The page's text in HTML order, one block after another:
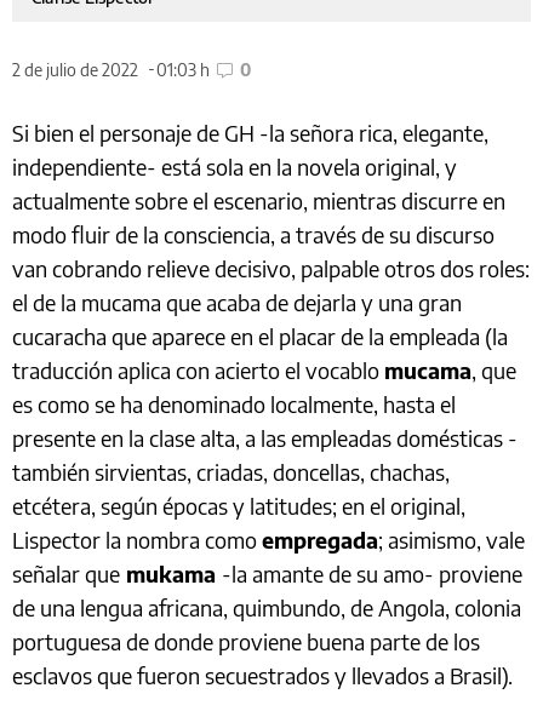
2 de julio de 2022 01:03 h 0
Si bien el personaje de GH -la señora rica, elegante,
independiente- está sola en la novela original, y
actualmente sobre el escenario, mientras discurre en
modo fluir de la consciencia, a través de su discurso
van cobrando relieve decisivo, palpable otros dos roles:
el de la mucama que acaba de dejarla y una gran
cucaracha que aparece en el placar de la empleada (la
traducción aplica con acierto el vocablo mucama, que
es como se ha denominado localmente, hasta el
presente en la clase alta, a las empleadas domésticas -
también sirvientas, criadas, doncellas, chachas,
etcétera, según épocas y latitudes; en el original,
Lispector la nombra comoempregada; asimismo, vale
señalar que mukama -la amante de su amo- proviene
de una lengua africana, quimbundo, de Angola, colonia
portuguesa de donde proviene buena parte de los
esclavos que fueron secuestrados y llevados a Brasil).